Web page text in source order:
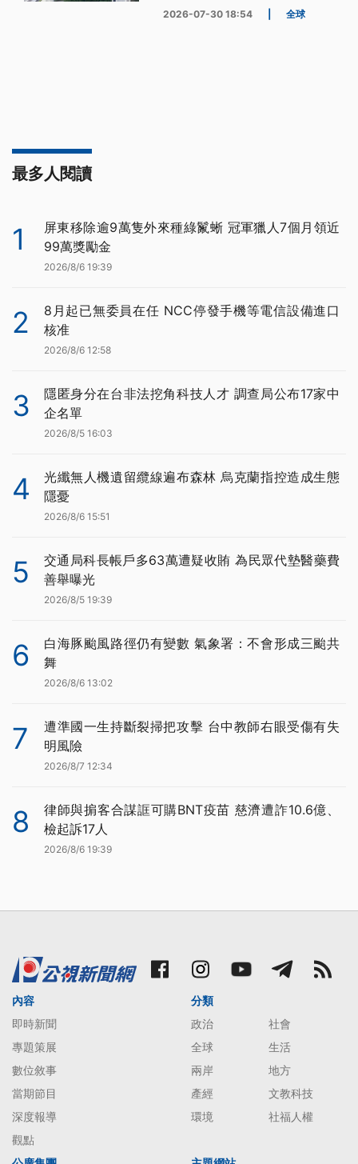
2026-07-30 18:54 全球
最多人閱讀
1
屏東移除逾9萬隻外來種綠鬣蜥 冠軍獵人7個月領近
99萬獎勵金
2026/8/6 19:39
2
8月起已無委員在任 NCC停發手機等電信設備進口
核准
2026/8/6 12:58
3
隱匿身分在台非法挖角科技人才 調查局公布17家中
企名單
2026/8/5 16:03
4
光纖無人機遺留纜線遍布森林 烏克蘭指控造成生態
隱憂
2026/8/6 15:51
5
交通局科長帳戶多63萬遭疑收賄 為民眾代墊醫藥費
善舉曝光
2026/8/5 19:39
6
白海豚颱風路徑仍有變數 氣象署：不會形成三颱共
舞
2026/8/6 13:02
7
遭準國一生持斷裂掃把攻擊 台中教師右眼受傷有失
明風險
2026/8/7 12:34
8
律師與掮客合謀誆可購BNT疫苗 慈濟遭詐10.6億、
檢起訴17人
2026/8/6 19:39
內容
即時新聞
專題策展
數位敘事
當期節目
深度報導
觀點
分類
政治
社會
全球
生活
兩岸
地方
產經
文教科技
環境
社福人權